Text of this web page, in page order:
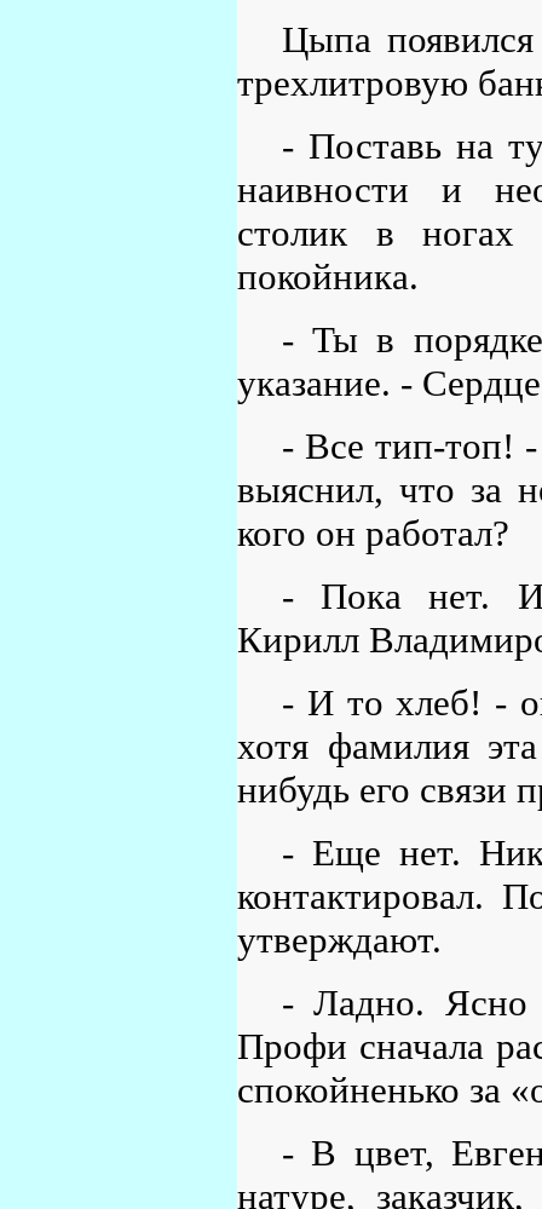
Цыпа
трехлитровую
- Поставь на
наивности и
столик в ногах
покойника.
- Ты в
указание. -
- Все тип-топ!
выяснил, что за
кого он работал?
- Пока нет.
Кирилл
- И то хлеб! -
хотя фамилия
нибудь его связи
- Еще нет.
контактировал.
утверждают.
- Ладно. Ясно
Профи сначала
спокойненько за
- В цвет,
натуре,